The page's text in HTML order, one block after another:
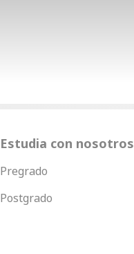
Estudia con nosotros
Pregrado
Postgrado